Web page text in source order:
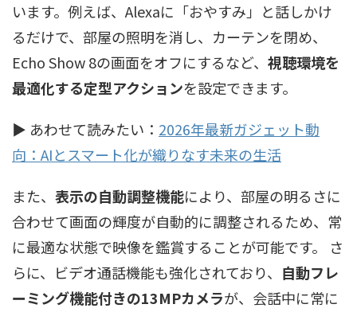
います。例えば、Alexaに「おやすみ」と話しかけ
るだけで、部屋の照明を消し、カーテンを閉め、
Echo Show 8の画面をオフにするなど、 視聴環境を
最適化する定型アクションを設定できます。
▶ あわせて読みたい： 2026年最新ガジェット動
向：AIとスマート化が織りなす未来の生活
また、 表示の自動調整機能により、部屋の明るさに
合わせて画面の輝度が自動的に調整されるため、常
に最適な状態で映像を鑑賞することが可能です。 さ
らに、ビデオ通話機能も強化されており、 自動フレ
ーミング機能付きの13MPカメラが、会話中に常に